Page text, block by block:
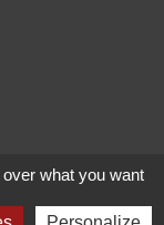
Alpes
what you want